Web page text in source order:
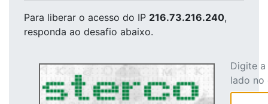
Para liberar o acesso do IP 216.73.216.240,
responda ao desafio abaixo.
Digite
lado no